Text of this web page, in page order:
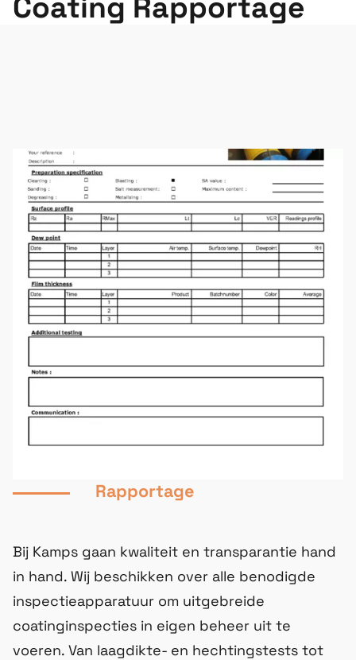
Rapportage
Bij Kamps gaan kwaliteit en transparantie hand
in hand. Wij beschikken over alle benodigde
inspectieapparatuur om uitgebreide
coatinginspecties in eigen beheer uit te
voeren. Van laagdikte- en hechtingstests tot